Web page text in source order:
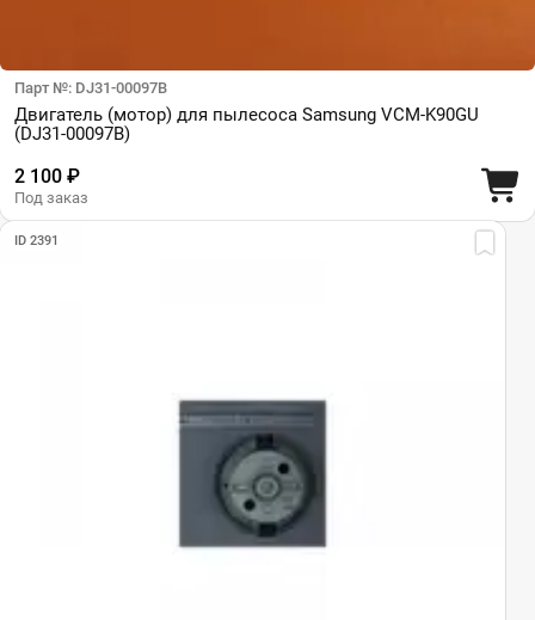
Парт №: DJ31-00097B
Двигатель (мотор) для пылесоса Samsung VCM-K90GU
(DJ31-00097B)
2 100 ₽
Под заказ
ID 2391